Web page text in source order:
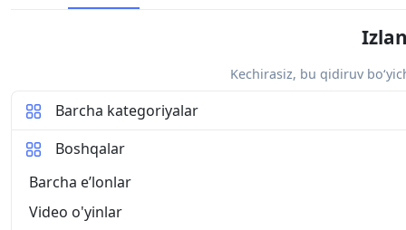
Kechirasiz, bu qidiruv
Barcha kategoriyalar
Boshqalar
Barcha eʼlonlar
Video o'yinlar